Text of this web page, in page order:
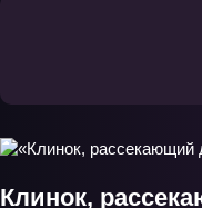
Клинок,